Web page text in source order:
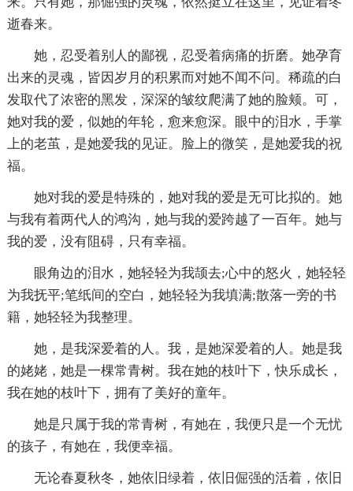
逝春来。
她，忍受着别人的鄙视，忍受着病痛的折磨。她孕育
出来的灵魂，皆因岁月的积累而对她不闻不问。稀疏的白
发取代了浓密的黑发，深深的皱纹爬满了她的脸颊。可，
她对我的爱，似她的年轮，愈来愈深。眼中的泪水，手掌
上的老茧，是她爱我的见证。脸上的微笑，是她爱我的祝
福。
她对我的爱是特殊的，她对我的爱是无可比拟的。她
与我有着两代人的鸿沟，她与我的爱跨越了一百年。她与
我的爱，没有阻碍，只有幸福。
眼角边的泪水，她轻轻为我颉去;心中的怒火，她轻轻
为我抚平;笔纸间的空白，她轻轻为我填满;散落一旁的书
籍，她轻轻为我整理。
她，是我深爱着的人。我，是她深爱着的人。她是我
的姥姥，她是一棵常青树。我在她的枝叶下，快乐成长，
我在她的枝叶下，拥有了美好的童年。
她是只属于我的常青树，有她在，我便只是一个无忧
的孩子，有她在，我便幸福。
无论春夏秋冬，她依旧绿着，依旧倔强的活着，依旧